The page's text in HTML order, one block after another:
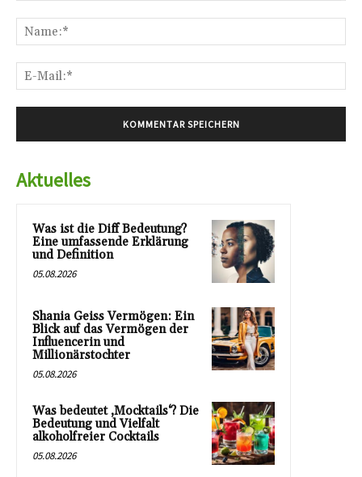
Aktuelles
Was ist die Diff Bedeutung?
Eine umfassende Erklärung
und Definition
05.08.2026
Shania Geiss Vermögen: Ein
Blick auf das Vermögen der
Influencerin und
Millionärstochter
05.08.2026
Was bedeutet ‚Mocktails‘? Die
Bedeutung und Vielfalt
alkoholfreier Cocktails
05.08.2026